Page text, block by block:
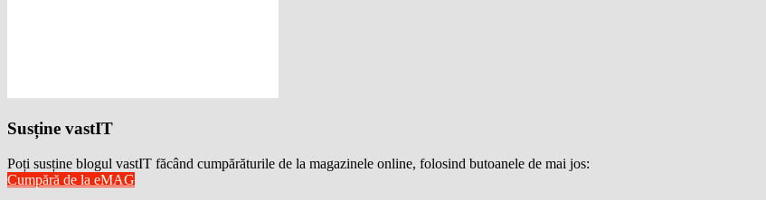
Susține vastIT
Poți susține blogul vastIT făcând cumpărăturile de la magazinele online, folosind butoanele de mai jos:
Cumpără de la eMAG